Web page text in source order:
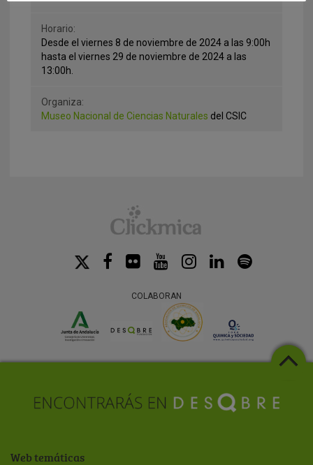
Horario:
Desde el viernes 8 de noviembre de 2024 a las 9:00h
hasta el viernes 29 de noviembre de 2024 a las
13:00h.
Organiza:
Museo Nacional de Ciencias Naturales del CSIC
COLABORAN
Web temáticas